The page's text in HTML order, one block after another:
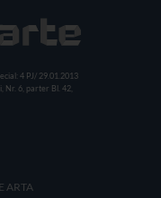
4 PJ/ 29.01.2013
Nr. 6, parter Bl. 42,
ARTA